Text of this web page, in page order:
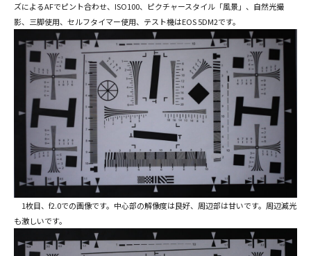
ズによるAFでピント合わせ、ISO100、ピクチャースタイル「風景」、自然光撮
影、三脚使用、セルフタイマー使用、テスト機はEOS 5DM2です。
1枚目、f2.0での画像です。中心部の解像度は良好、周辺部は甘いです。周辺減光
も激しいです。